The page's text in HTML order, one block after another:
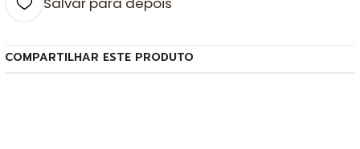
COMPARTILHAR ESTE PRODUTO